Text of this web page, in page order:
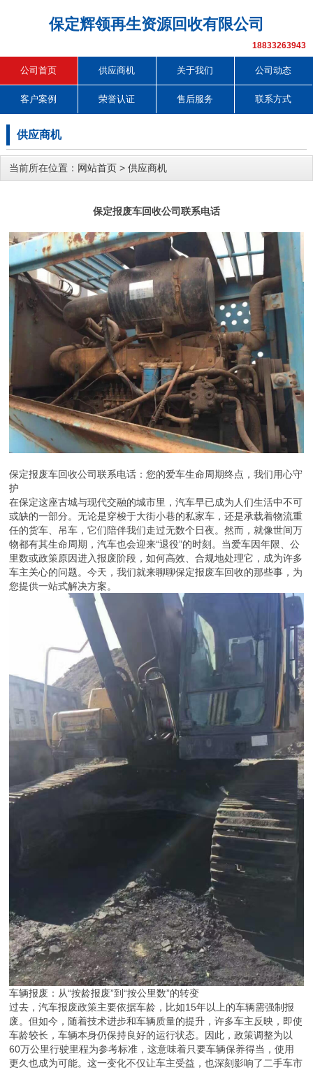
保定辉领再生资源回收有限公司
18833263943
公司首页 供应商机 关于我们 公司动态
客户案例 荣誉认证 售后服务 联系方式
供应商机
当前所在位置： 网站首页 > 供应商机
保定报废车回收公司联系电话
保定报废车回收公司联系电话：您的爱车生命周期终点，我们用心守
护
在保定这座古城与现代交融的城市里，汽车早已成为人们生活中不可
或缺的一部分。无论是穿梭于大街小巷的私家车，还是承载着物流重
任的货车、吊车，它们陪伴我们走过无数个日夜。然而，就像世间万
物都有其生命周期，汽车也会迎来“退役”的时刻。当爱车因年限、公
里数或政策原因进入报废阶段，如何高效、合规地处理它，成为许多
车主关心的问题。今天，我们就来聊聊保定报废车回收的那些事，为
您提供一站式解决方案。
车辆报废：从“按龄报废”到“按公里数”的转变
过去，汽车报废政策主要依据车龄，比如15年以上的车辆需强制报
废。但如今，随着技术进步和车辆质量的提升，许多车主反映，即使
车龄较长，车辆本身仍保持良好的运行状态。因此，政策调整为以
60万公里行驶里程为参考标准，这意味着只要车辆保养得当，使用
更久也成为可能。这一变化不仅让车主受益，也深刻影响了二手车市